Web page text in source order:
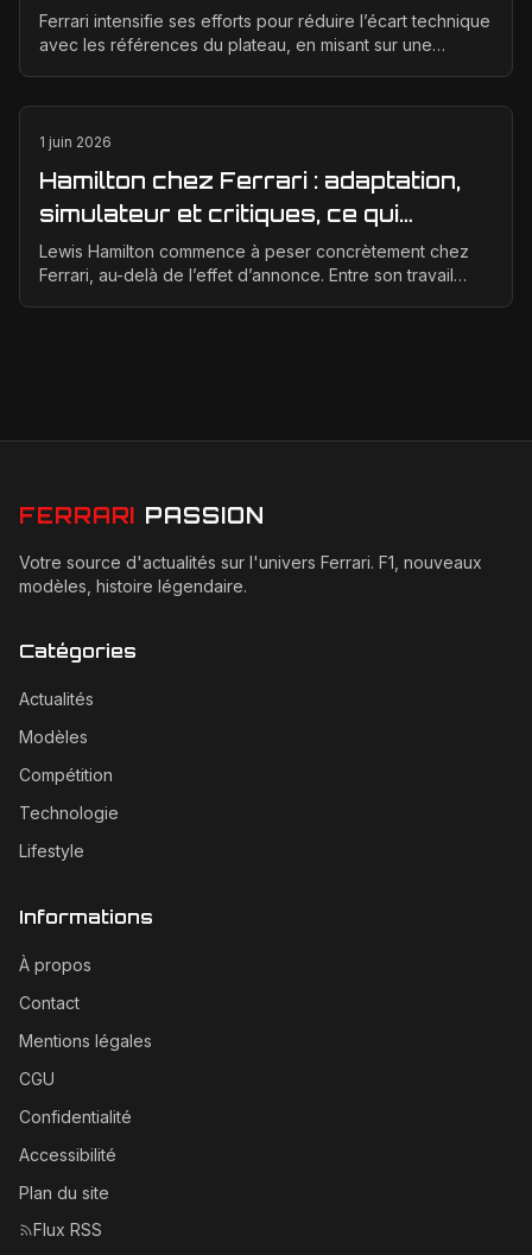
technique en 2026
Ferrari intensifie ses efforts pour réduire l’écart technique
avec les références du plateau, en misant sur une
1 juin 2026
Hamilton chez Ferrari : adaptation,
simulateur et critiques, ce qui
change vraiment pour la Scuderia
Lewis Hamilton commence à peser concrètement chez
Ferrari, au-delà de l’effet d’annonce. Entre son travail
FERRARI PASSION
Votre source d'actualités sur l'univers Ferrari. F1, nouveaux
modèles, histoire légendaire.
Catégories
Actualités
Modèles
Compétition
Technologie
Lifestyle
Informations
À propos
Contact
Mentions légales
CGU
Confidentialité
Accessibilité
Plan du site
Flux RSS